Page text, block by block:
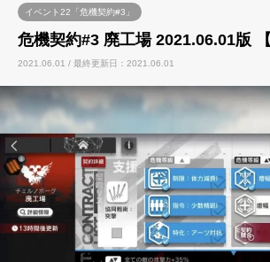
イベント22「危機契約#3」
危機契約#3 廃工場 2021.06.01版 【
2021.06.01 / 最終更新日：2021.06.01